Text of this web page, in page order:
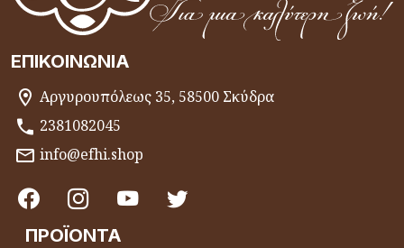
ΕΠΙΚΟΙΝΩΝΊΑ
Αργυρουπόλεως 35, 58500 Σκύδρα
2381082045
info@efhi.shop
ΠΡΟΪΌΝΤΑ